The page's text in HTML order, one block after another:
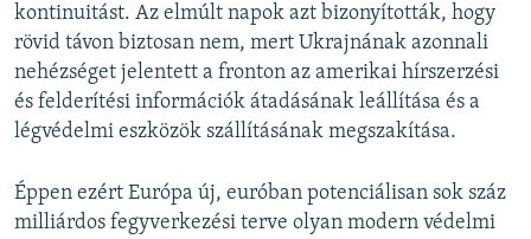
kontinuitást. Az elmúlt napok azt bizonyították, hogy
rövid távon biztosan nem, mert Ukrajnának azonnali
nehézséget jelentett a fronton az amerikai hírszerzési
és felderítési információk átadásának leállítása és a
légvédelmi eszközök szállításának megszakítása.
Éppen ezért Európa új, euróban potenciálisan sok száz
milliárdos fegyverkezési terve olyan modern védelmi